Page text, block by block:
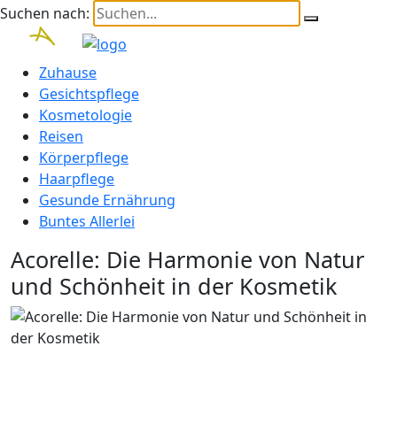
Suchen nach:
Zuhause
Gesichtspflege
Kosmetologie
Reisen
Körperpflege
Haarpflege
Gesunde Ernährung
Buntes Allerlei
Acorelle: Die Harmonie von Natur
und Schönheit in der Kosmetik